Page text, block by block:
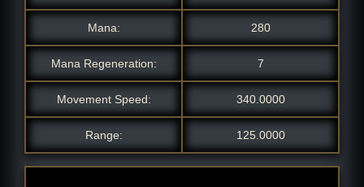
Mana: 280
Mana Regeneration: 7
Movement Speed: 340.0000
Range: 125.0000